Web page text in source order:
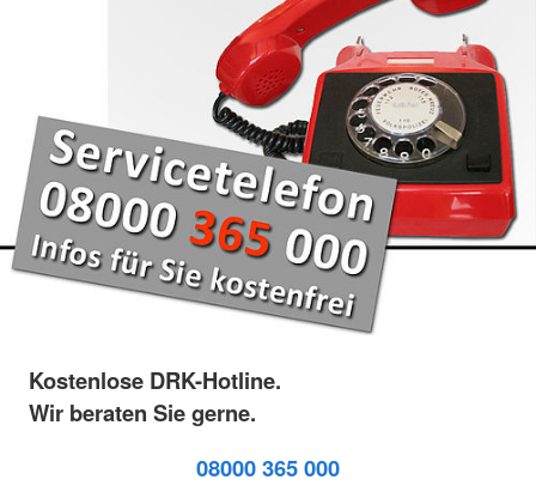
Kostenlose DRK-Hotline.
Wir beraten Sie gerne.
08000 365 000